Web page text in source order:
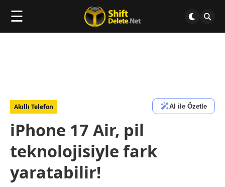
☰
Akıllı Telefon AI ile Özetle
iPhone 17 Air, pil
teknolojisiyle fark
yaratabilir!